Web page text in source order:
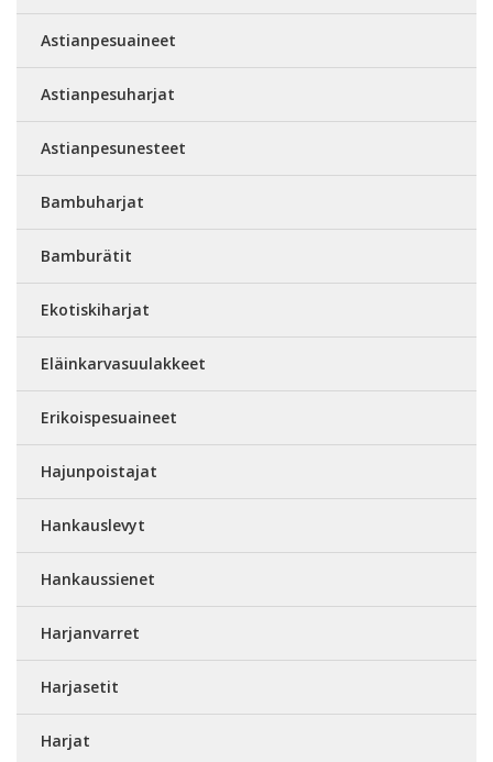
Astianpesuaineet
Astianpesuharjat
Astianpesunesteet
Bambuharjat
Bamburätit
Ekotiskiharjat
Eläinkarvasuulakkeet
Erikoispesuaineet
Hajunpoistajat
Hankauslevyt
Hankaussienet
Harjanvarret
Harjasetit
Harjat